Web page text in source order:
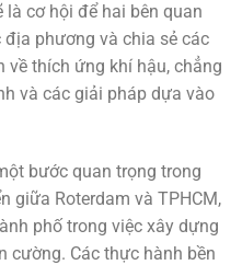
cơ hội để hai bên quan
phương và chia sẻ các
về thích ứng khí hậu, chẳng
và các giải pháp dựa vào
bước quan trọng trong
giữa Roterdam và TPHCM,
phố trong việc xây dựng
cường. Các thực hành bền